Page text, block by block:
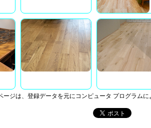
ジは、登録データを元にコンピュータ プログラム